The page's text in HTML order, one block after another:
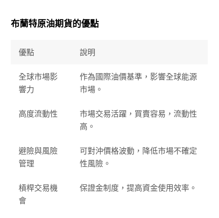
布蘭特原油期貨的優點
優點 說明
全球市場影
響力
作為國際油價基準，影響全球能源
市場。
高度流動性
市場交易活躍，買賣容易，流動性
高。
避險與風險
管理
可對沖價格波動，降低市場不確定
性風險。
槓桿交易機
會
保證金制度，提高資金使用效率。